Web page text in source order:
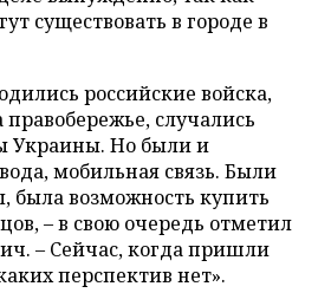
существовать в городе в
российские войска,
случались
Украины. Но были и
мобильная связь. Были
была возможность купить
– в свою очередь отметил
– Сейчас, когда пришли
перспектив нет».